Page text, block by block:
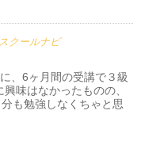
クールナビ
、6ヶ月間の受講で３級
味はなかったものの、
も勉強しなくちゃと思